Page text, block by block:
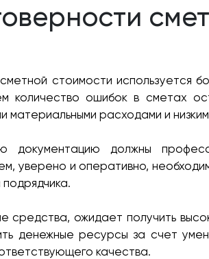
стоимости используется
количество ошибок в сметах
материальными расходами и
документацию должны
уверено и оперативно,
средства, ожидает получить
денежные ресурсы за счет
качества.